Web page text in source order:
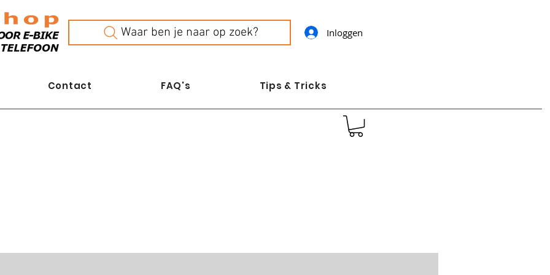
Waar ben je naar op zoek? Inloggen
Contact FAQ's Tips & Tricks